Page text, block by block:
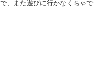
、また遊びに行かなくちゃで